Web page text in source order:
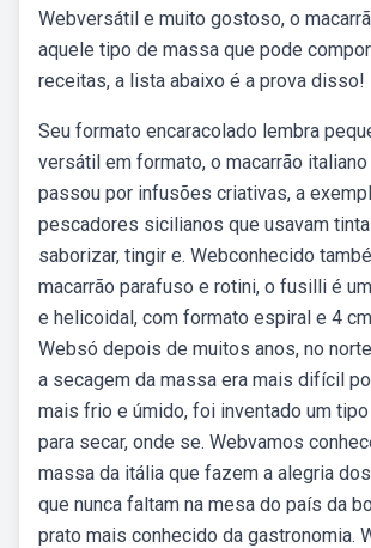
Webversátil e muito gostoso, o
aquele tipo de massa que pode
receitas, a lista abaixo é a prova disso!
Seu formato encaracolado lembra
versátil em formato, o macarrão
passou por infusões criativas, a
pescadores sicilianos que usavam
saborizar, tingir e. Webconhecido
macarrão parafuso e rotini, o fusilli é
e helicoidal, com formato espiral e 4
Websó depois de muitos anos, no
a secagem da massa era mais difícil
mais frio e úmido, foi inventado um
para secar, onde se. Webvamos
massa da itália que fazem a alegria
que nunca faltam na mesa do país da
prato mais conhecido da gastronomia.